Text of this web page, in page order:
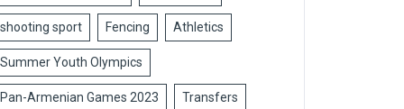
shooting sport Fencing Athletics
Summer Youth Olympics
Pan-Armenian Games 2023 Transfers